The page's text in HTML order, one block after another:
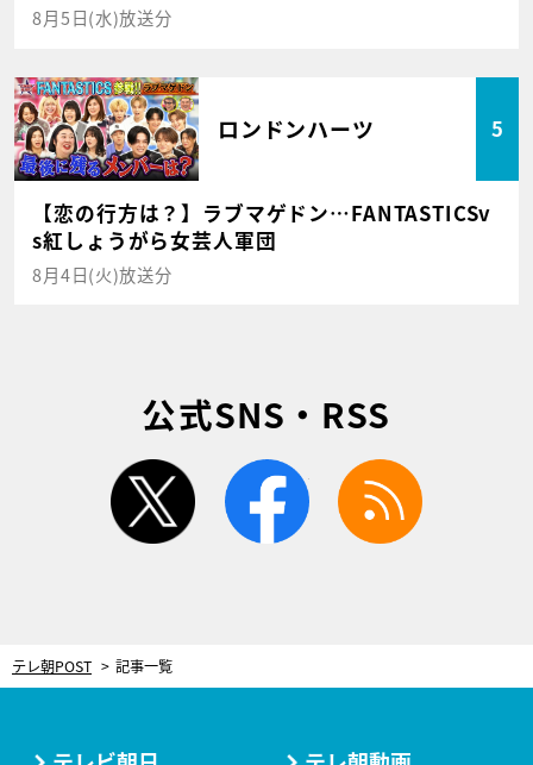
8月5日(水)放送分
ロンドンハーツ 5
【恋の行方は？】ラブマゲドン…FANTASTICSv
s紅しょうがら女芸人軍団
8月4日(火)放送分
公式SNS・RSS
twitter facebook
テレ朝POST 記事一覧